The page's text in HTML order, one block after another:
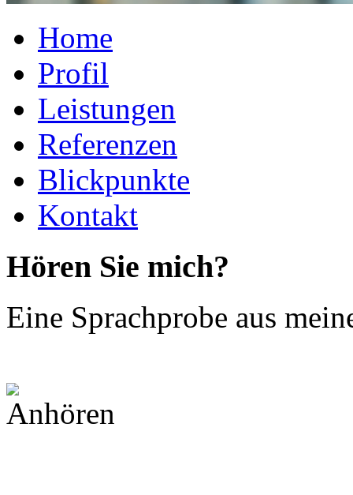
Home
Profil
Leistungen
Referenzen
Blickpunkte
Kontakt
Hören Sie mich?
Eine Sprachprobe aus